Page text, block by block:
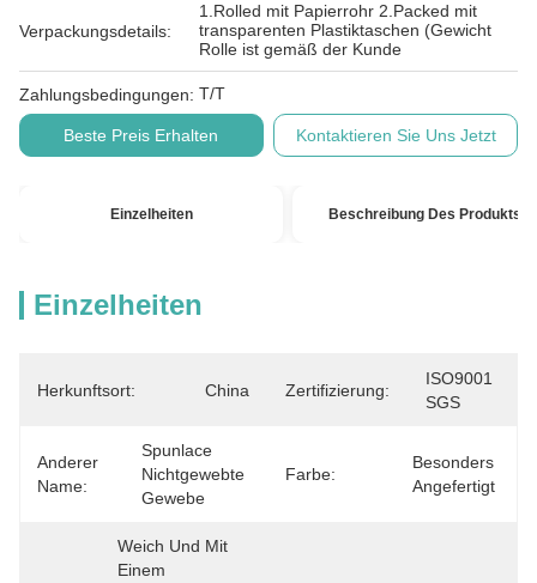
Verpackungsdetails:
1.Rolled mit Papierrohr 2.Packed mit
transparenten Plastiktaschen (Gewicht
Rolle ist gemäß der Kunde
Zahlungsbedingungen: T/T
Beste Preis Erhalten Kontaktieren Sie Uns Jetzt
Einzelheiten Beschreibung Des Produkts
Einzelheiten
Herkunftsort: China Zertifizierung:
ISO9001
SGS
Anderer
Name:
Spunlace
Nichtgewebte
Gewebe
Farbe:
Besonders
Angefertigt
Weich Und Mit
Einem